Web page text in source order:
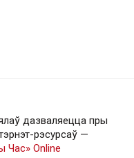
дазваляецца пры
рэсурсаў —
Час» Online